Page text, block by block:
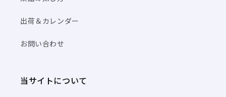
出荷＆カレンダー
お問い合わせ
当サイトについて